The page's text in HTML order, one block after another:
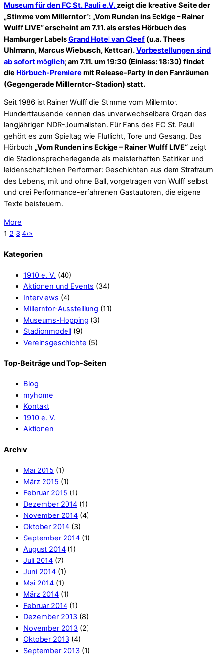
Museum für den FC St. Pauli e.V. zeigt die kreative Seite der
„Stimme vom Millerntor“: „Vom Runden ins Eckige – Rainer
Wulff LIVE“ erscheint am 7.11. als erstes Hörbuch des
Hamburger LabelsGrand Hotel van Cleef (u.a. Thees
Uhlmann, Marcus Wiebusch, Kettcar).Vorbestellungen sind
ab sofort möglich; am 7.11. um 19:30 (Einlass: 18:30) findet
die Hörbuch-Premiere mit Release-Party in den Fanräumen
(Gegengerade Milllerntor-Stadion) statt.
Seit 1986 ist Rainer Wulff die Stimme vom Millerntor.
Hunderttausende kennen das unverwechselbare Organ des
langjährigen NDR-Journalisten. Für Fans des FC St. Pauli
gehört es zum Spieltag wie Flutlicht, Tore und Gesang. Das
Hörbuch „Vom Runden ins Eckige – Rainer Wulff LIVE“ zeigt
die Stadionsprecherlegende als meisterhaften Satiriker und
leidenschaftlichen Performer: Geschichten aus dem Strafraum
des Lebens, mit und ohne Ball, vorgetragen von Wulff selbst
und drei Performance-erfahrenen Gastautoren, die eigene
Texte beisteuern.
More
1 2 3 4›»
Kategorien
1910 e. V. (40)
Aktionen und Events (34)
Interviews (4)
Millerntor-Ausstelllung (11)
Museums-Hopping (3)
Stadionmodell (9)
Vereinsgeschichte (5)
Top-Beiträge und Top-Seiten
Blog
myhome
Kontakt
1910 e. V.
Aktionen
Archiv
Mai 2015 (1)
März 2015 (1)
Februar 2015 (1)
Dezember 2014 (1)
November 2014 (4)
Oktober 2014 (3)
September 2014 (1)
August 2014 (1)
Juli 2014 (7)
Juni 2014 (1)
Mai 2014 (1)
März 2014 (1)
Februar 2014 (1)
Dezember 2013 (8)
November 2013 (2)
Oktober 2013 (4)
September 2013 (1)